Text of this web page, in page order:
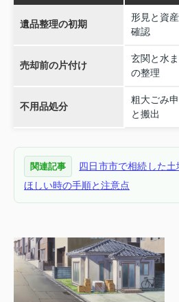
遺品整理の初期
形見と資
確認
売却前の片付け
玄関と水
の整理
不用品処分
粗大ごみ
と搬出
関連記事
四日市市で相続した
ほしい時の手順と注意点